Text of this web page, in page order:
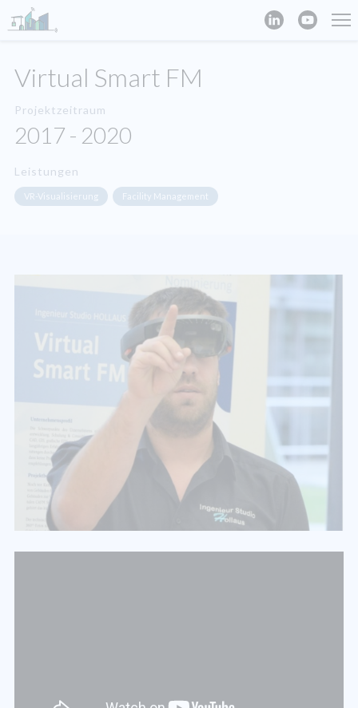
Virtual Smart FM
Projektzeitraum
2017 - 2020
Leistungen
VR-Visualisierung Facility Management